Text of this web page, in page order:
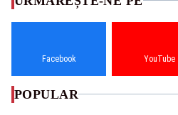
Facebook YouTube
POPULAR